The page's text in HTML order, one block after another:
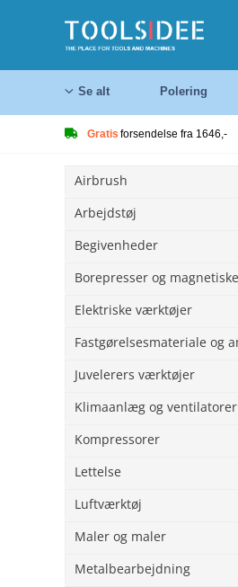
Se alt Polering
Gratis forsendelse fra 1646,-
Airbrush
Arbejdstøj
Begivenheder
Borepresser og
Elektriske værktøjer
Juvelerers værktøjer
Klimaanlæg og ventilatorer
Kompressorer
Lettelse
Luftværktøj
Maler og maler
Metalbearbejdning